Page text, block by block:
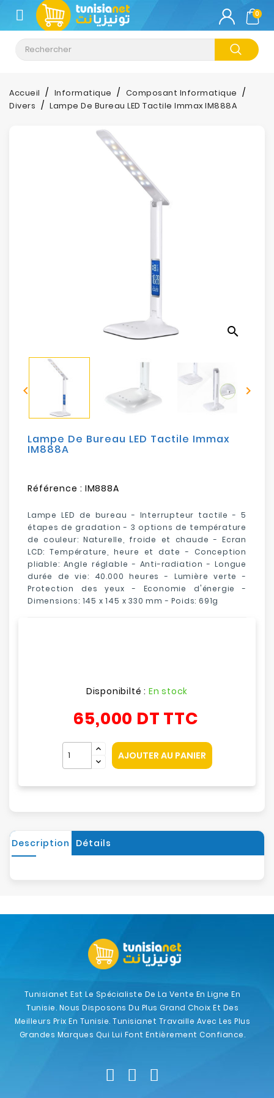
CATÉGORIE
Climatisation
Informatique
Mobilités
0
Accueil Informatique
Composant Informatique
Divers
Lampe De Bureau LED Tactile Immax IM888A
search
 
Lampe De Bureau LED Tactile Immax
IM888A
Référence : IM888A
Lampe LED de bureau - Interrupteur tactile - 5
étapes de gradation - 3 options de température
de couleur: Naturelle, froide et chaude - Ecran
LCD: Température, heure et date - Conception
pliable: Angle réglable - Anti-radiation - Longue
durée de vie: 40.000 heures - Lumière verte -
Protection des yeux - Economie d'énergie -
Dimensions: 145 x 145 x 330 mm - Poids: 691g
Disponibilté : En stock
65,000 DT TTC
AJOUTER AU PANIER
Description Détails
Tunisianet Est Le Spécialiste De La Vente En Ligne En
Tunisie. Nous Disposons Du Plus Grand Choix Et Des
Meilleurs Prix En Tunisie. Tunisianet Travaille Avec Les Plus
Grandes Marques Qui Lui Font Entièrement Confiance.